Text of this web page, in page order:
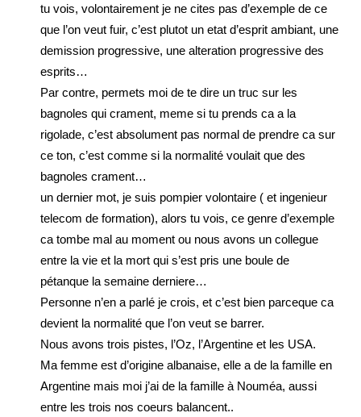
tu vois, volontairement je ne cites pas d’exemple de ce
que l’on veut fuir, c’est plutot un etat d’esprit ambiant, une
demission progressive, une alteration progressive des
esprits…
Par contre, permets moi de te dire un truc sur les
bagnoles qui crament, meme si tu prends ca a la
rigolade, c’est absolument pas normal de prendre ca sur
ce ton, c’est comme si la normalité voulait que des
bagnoles crament…
un dernier mot, je suis pompier volontaire ( et ingenieur
telecom de formation), alors tu vois, ce genre d’exemple
ca tombe mal au moment ou nous avons un collegue
entre la vie et la mort qui s’est pris une boule de
pétanque la semaine derniere…
Personne n’en a parlé je crois, et c’est bien parceque ca
devient la normalité que l’on veut se barrer.
Nous avons trois pistes, l’Oz, l’Argentine et les USA.
Ma femme est d’origine albanaise, elle a de la famille en
Argentine mais moi j’ai de la famille à Nouméa, aussi
entre les trois nos coeurs balancent..